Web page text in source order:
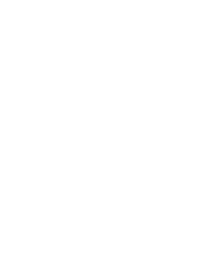
159355 e n.º
e o resto da Europa,
Checa
02176475 e